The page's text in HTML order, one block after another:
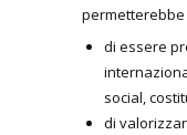
permetterebbe
di essere
social,
di